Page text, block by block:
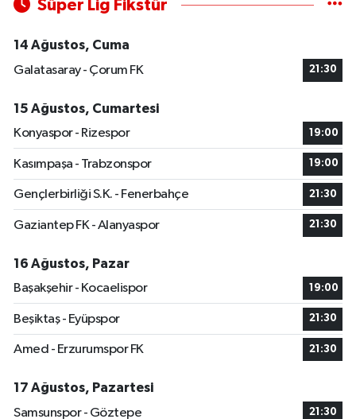
Süper Lig Fikstür
14 Ağustos, Cuma
Galatasaray - Çorum FK
21:30
15 Ağustos, Cumartesi
Konyaspor - Rizespor
19:00
Kasımpaşa - Trabzonspor 19:00
Gençlerbirliği S.K. - Fenerbahçe 21:30
Gaziantep FK - Alanyaspor 21:30
16 Ağustos, Pazar
Başakşehir - Kocaelispor
19:00
Beşiktaş - Eyüpspor 21:30
Amed - Erzurumspor FK 21:30
17 Ağustos, Pazartesi
Samsunspor - Göztepe
21:30